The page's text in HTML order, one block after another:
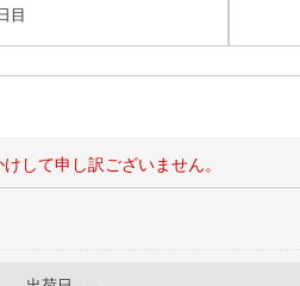
目
して申し訳ございません。